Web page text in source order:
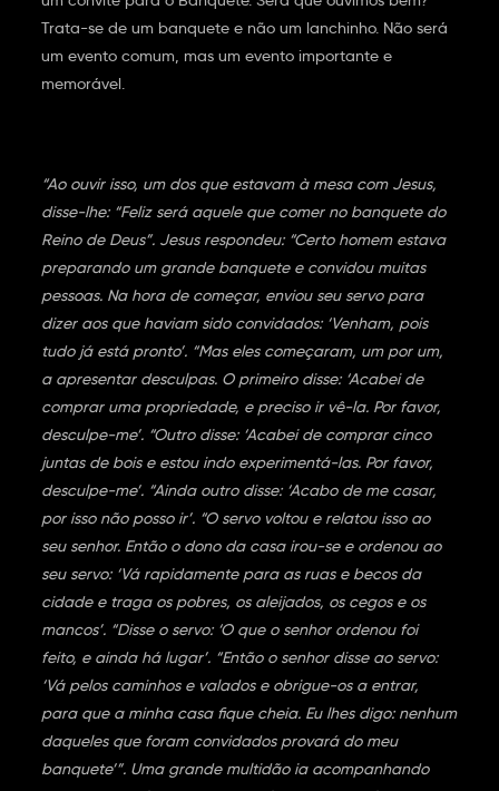
Trata-se de um banquete e não um lanchinho. Não será
um evento comum, mas um evento importante e
memorável.
“Ao ouvir isso, um dos que estavam à mesa com Jesus,
disse-lhe: “Feliz será aquele que comer no banquete do
Reino de Deus”. Jesus respondeu: “Certo homem estava
preparando um grande banquete e convidou muitas
pessoas. Na hora de começar, enviou seu servo para
dizer aos que haviam sido convidados: ‘Venham, pois
tudo já está pronto’. “Mas eles começaram, um por um,
a apresentar desculpas. O primeiro disse: ‘Acabei de
comprar uma propriedade, e preciso ir vê-la. Por favor,
desculpe-me’. “Outro disse: ‘Acabei de comprar cinco
juntas de bois e estou indo experimentá-las. Por favor,
desculpe-me’. “Ainda outro disse: ‘Acabo de me casar,
por isso não posso ir’. “O servo voltou e relatou isso ao
seu senhor. Então o dono da casa irou-se e ordenou ao
seu servo: ‘Vá rapidamente para as ruas e becos da
cidade e traga os pobres, os aleijados, os cegos e os
mancos’. “Disse o servo: ‘O que o senhor ordenou foi
feito, e ainda há lugar’. “Então o senhor disse ao servo:
‘Vá pelos caminhos e valados e obrigue-os a entrar,
para que a minha casa fique cheia. Eu lhes digo: nenhum
daqueles que foram convidados provará do meu
banquete’”. Uma grande multidão ia acompanhando